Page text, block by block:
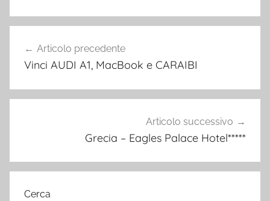
articoli
Articolo precedente
Vinci AUDI A1, MacBook e CARAIBI
Articolo successivo
Grecia – Eagles Palace Hotel*****
Cerca